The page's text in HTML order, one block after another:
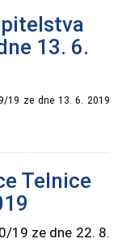
13. 6.
19 ze dne 13. 6. 2019
Telnice
19 ze dne 22. 8.